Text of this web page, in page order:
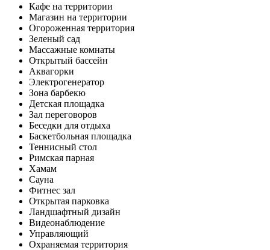
Кафе на территории
Магазин на территории
Огороженная территория
Зеленый сад
Массажные комнаты
Открытый бассейн
Аквагорки
Электрогенератор
Зона барбекю
Детская площадка
Зал переговоров
Беседки для отдыха
Баскетбольная площадка
Теннисный стол
Римская парная
Хамам
Сауна
Фитнес зал
Открытая парковка
Ландшафтный дизайн
Видеонаблюдение
Управляющий
Охраняемая территория